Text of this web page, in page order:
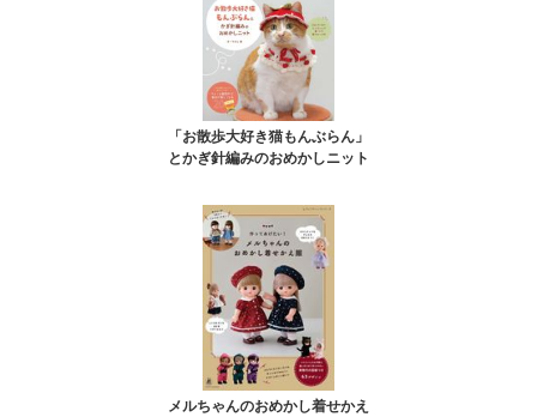
「お散歩大好き猫もんぶらん」
とかぎ針編みのおめかしニット
メルちゃんのおめかし着せかえ